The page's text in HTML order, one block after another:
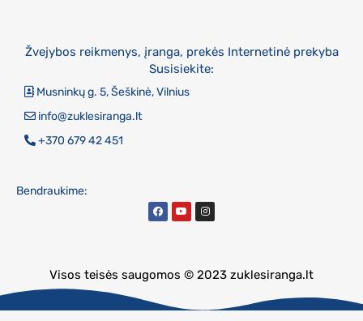
Žvejybos reikmenys, įranga, prekės Internetinė prekyba
Susisiekite:
Musninkų g. 5, Šeškinė, Vilnius
info@zuklesiranga.lt
+370 679 42 451
Bendraukime:
Visos teisės saugomos © 2023 zuklesiranga.lt